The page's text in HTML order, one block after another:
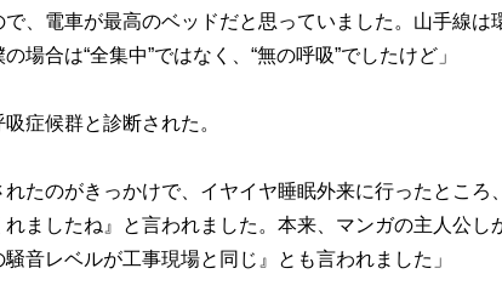
で、電車が最高のベッドだと思っていました。山手線は
場合は“全集中”ではなく、“無の呼吸”でしたけど」
症候群と診断された。
れたのがきっかけで、イヤイヤ睡眠外来に行ったところ
れましたね』と言われました。本来、マンガの主人公し
音レベルが工事現場と同じ』とも言われました」